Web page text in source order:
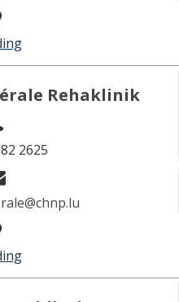
Rehaklinik
2625